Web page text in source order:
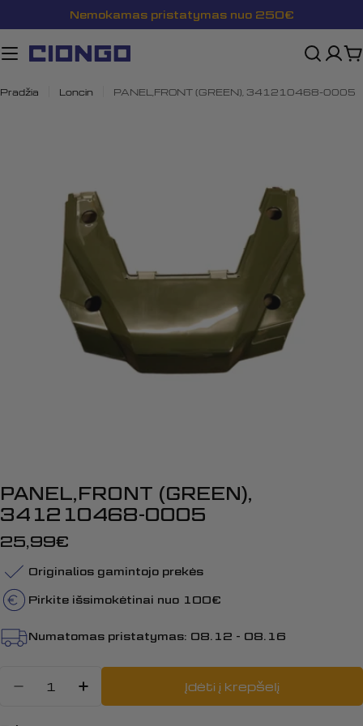
prie
turinio
Nemokamas pristatymas nuo 250€
Pradžia Loncin PANEL,FRONT (GREEN), 341210468-0005
mediją 0 modalyje
PANEL,FRONT (GREEN),
341210468-0005
Įprasta
kaina
25,99€
Originalios gamintojo prekės
Pirkite išsimokėtinai nuo 100€
Numatomas pristatymas: 08.12 - 08.16
Sumažinti kiekį: PANEL,FRONT
Padidinti PANEL,FRONT
Įdėti į krepšelį